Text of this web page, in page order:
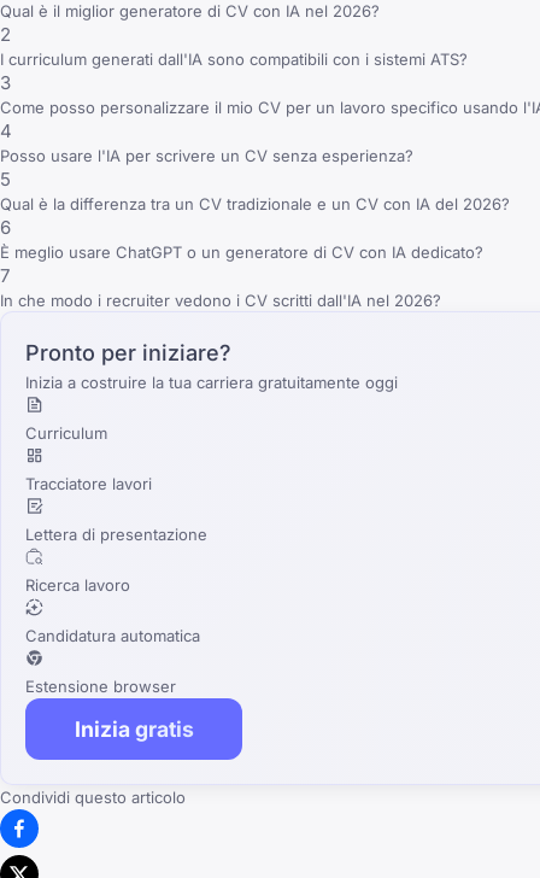
Qual è il miglior generatore di CV con IA nel 2026?
2
I curriculum generati dall'IA sono compatibili con i sistemi ATS?
3
Come posso personalizzare il mio CV per un lavoro specifico usando
4
Posso usare l'IA per scrivere un CV senza esperienza?
5
Qual è la differenza tra un CV tradizionale e un CV con IA del 2026?
6
È meglio usare ChatGPT o un generatore di CV con IA dedicato?
7
In che modo i recruiter vedono i CV scritti dall'IA nel 2026?
Pronto per iniziare?
Inizia a costruire la tua carriera gratuitamente oggi
Curriculum
Tracciatore lavori
Lettera di presentazione
Ricerca lavoro
Candidatura automatica
Estensione browser
Inizia gratis
Condividi questo articolo